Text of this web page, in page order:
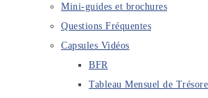
Mini-guides et brochures
Questions Fréquentes
Capsules Vidéos
BFR
Tableau Mensuel de